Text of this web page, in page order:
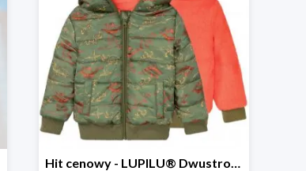
Hit cenowy - LUPILU® Dwustronna kurtka dziecięca z polarem